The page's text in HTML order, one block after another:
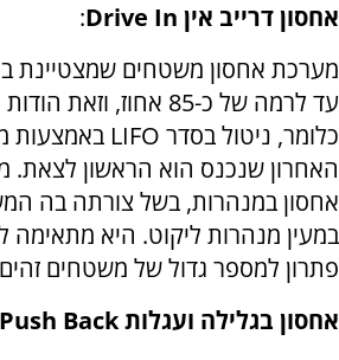
אחסון דרייב אין Drive In
:
מערכת אחסון משטחים שמצטיינת
עד לרמה של כ-85 אחוז,
כלומר, ניטול בסדר LIFO באמצעות
האחרון שנכנס הוא הראשון לצאת.
אחסון במנהרות, בשל צורתה בה
במעין מנהרות ליקוט. היא
פתרון למספר גדול של משטחים
אחסון בגלילה ועגלותPush Back